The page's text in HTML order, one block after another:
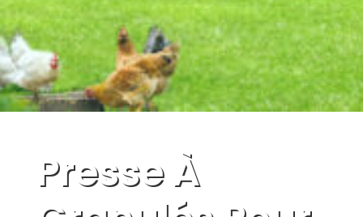
Presse À